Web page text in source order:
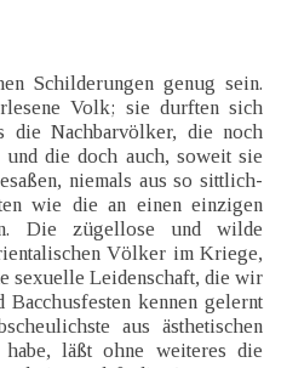
Schilderungen genug sein.
Volk; sie durften sich
die Nachbarvölker, die noch
die doch auch, soweit sie
niemals aus so sittlich-
wie die an einen einzigen
Die zügellose und wilde
Völker im Kriege,
sexuelle Leidenschaft, die wir
kennen gelernt
aus ästhetischen
habe, läßt ohne weiteres die